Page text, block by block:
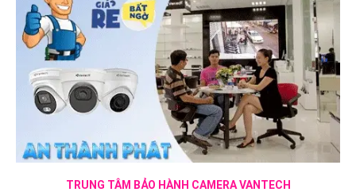
TRUNG TÂM BẢO HÀNH CAMERA VANTECH